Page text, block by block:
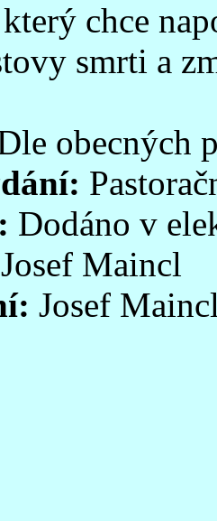
chce
smrti a
obecných
Dodáno v
Josef Maincl
Josef